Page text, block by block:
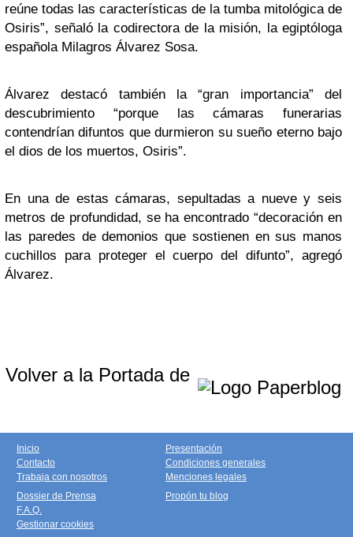
reúne todas las características de la tumba mitológica de
Osiris”, señaló la codirectora de la misión, la egiptóloga
española Milagros Álvarez Sosa.
Álvarez destacó también la “gran importancia” del
descubrimiento “porque las cámaras funerarias
contendrían difuntos que durmieron su sueño eterno bajo
el dios de los muertos, Osiris”.
En una de estas cámaras, sepultadas a nueve y seis
metros de profundidad, se ha encontrado “decoración en
las paredes de demonios que sostienen en sus manos
cuchillos para proteger el cuerpo del difunto”, agregó
Álvarez.
Volver a la Portada de
Inicio
Contacto
Trabaja con nosotros
Presentación
Condiciones generales
Menciones legales
Dossier de Prensa
F.A.Q.
Gestionar cookies
Propón tu blog